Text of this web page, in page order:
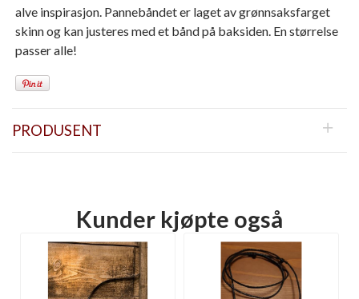
alve inspirasjon. Pannebåndet er laget av grønnsaksfarget
skinn og kan justeres med et bånd på baksiden. En størrelse
passer alle!
PRODUSENT
Kunder kjøpte også